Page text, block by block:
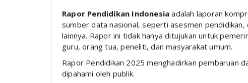
Rapor Pendidikan Indonesia adalah laporan
sumber data nasional, seperti asesmen
lainnya. Rapor ini tidak hanya ditujukan untuk
guru, orang tua, peneliti, dan masyarakat umum.
Rapor Pendidikan 2025 menghadirkan pembaruan
dipahami oleh publik.